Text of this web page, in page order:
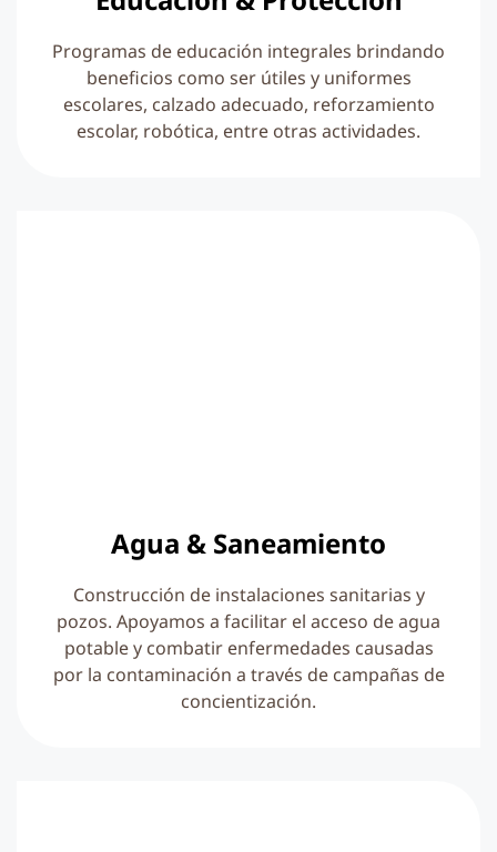
Programas de educación integrales brindando
beneficios como ser útiles y uniformes
escolares, calzado adecuado, reforzamiento
escolar, robótica, entre otras actividades.
Agua & Saneamiento
Construcción de instalaciones sanitarias y
pozos. Apoyamos a facilitar el acceso de agua
potable y combatir enfermedades causadas
por la contaminación a través de campañas de
concientización.